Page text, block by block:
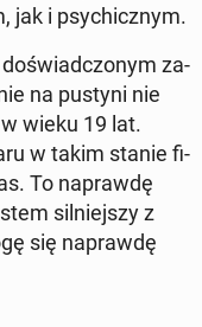
jak i psy­chicz­nym.
do­świad­czo­nym za­
na pustyni nie
wieku 19 lat.
w takim stanie fi­
To na­praw­dę
sil­niej­szy z
się na­praw­dę